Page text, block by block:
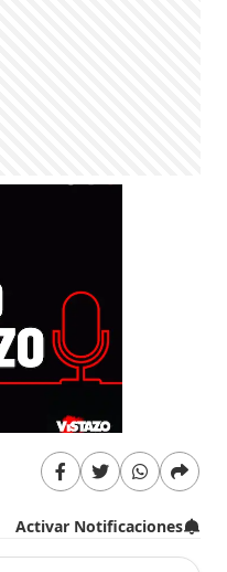
Activar Notificaciones